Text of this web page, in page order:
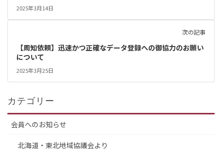
2025年3月14日
次の記事
【周知依頼】迅速かつ正確なデータ登録への御協力のお願い
について
2025年3月25日
カテゴリー
会員へのお知らせ
北海道・東北地域協議会より